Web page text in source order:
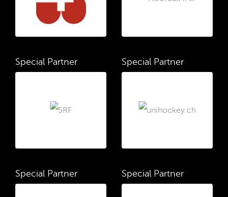
Special Partner Special Partner
Special Partner Special Partner